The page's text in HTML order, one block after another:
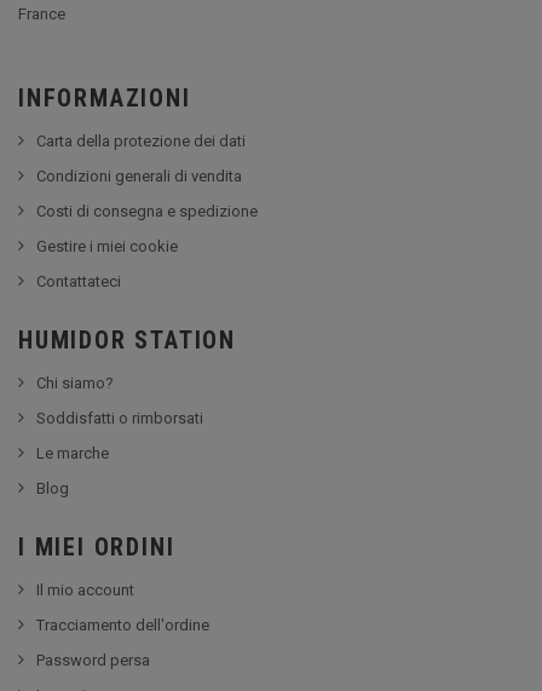
France
INFORMAZIONI
Carta della protezione dei dati
Condizioni generali di vendita
Costi di consegna e spedizione
Gestire i miei cookie
Contattateci
HUMIDOR STATION
Chi siamo?
Soddisfatti o rimborsati
Le marche
Blog
I MIEI ORDINI
Il mio account
Tracciamento dell'ordine
Password persa